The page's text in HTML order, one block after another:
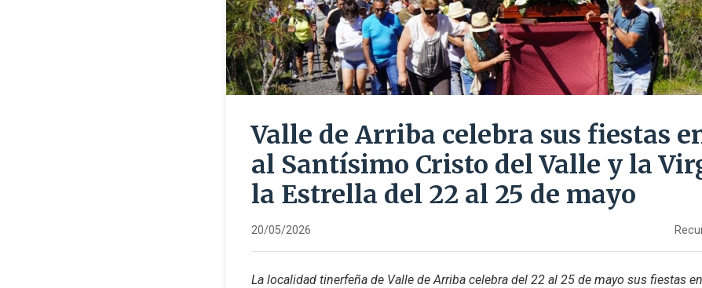
Valle de Arriba celebra sus fiestas
al Santísimo Cristo del Valle y la
la Estrella del 22 al 25 de mayo
20/05/2026
La localidad tinerfeña de Valle de Arriba celebra del 22 al 25 de mayo sus fiestas